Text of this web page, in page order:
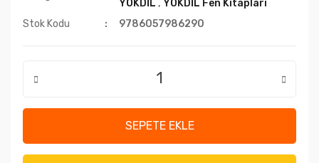
YÖKDİL ,YÖKDİL Fen Kitapları
Stok Kodu
9786057986290
SEPETE EKLE